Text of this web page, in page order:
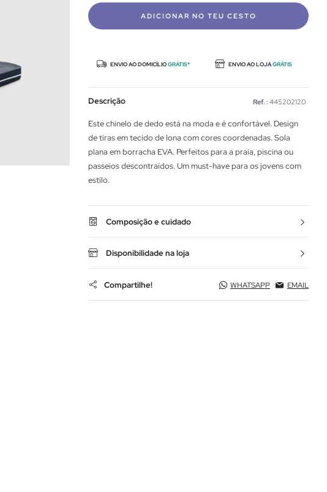
ADICIONAR NO TEU CESTO
ENVIO AO DOMICÍLIOGRÁTIS* ENVIO AO LOJAGRÁTIS
Descrição Ref. : 445202120
Este chinelo de dedo está na moda e é confortável. Design
de tiras em tecido de lona com cores coordenadas. Sola
plana em borracha EVA. Perfeitos para a praia, piscina ou
passeios descontraídos. Um must-have para os jovens com
estilo.
Composição e cuidado
Disponibilidade na loja
Compartilhe! WHATSAPP EMAIL